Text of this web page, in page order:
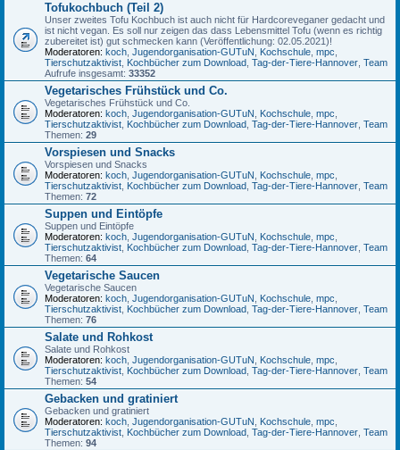
Tofukochbuch (Teil 2)
Unser zweites Tofu Kochbuch ist auch nicht für Hardcoreveganer gedacht und
ist nicht vegan. Es soll nur zeigen das dass Lebensmittel Tofu (wenn es richtig
zubereitet ist) gut schmecken kann (Veröffentlichung: 02.05.2021)!
Moderatoren: koch, Jugendorganisation-GUTuN, Kochschule, mpc,
Tierschutzaktivist, Kochbücher zum Download, Tag-der-Tiere-Hannover, Team
Aufrufe insgesamt: 33352
Vegetarisches Frühstück und Co.
Vegetarisches Frühstück und Co.
Moderatoren: koch, Jugendorganisation-GUTuN, Kochschule, mpc,
Tierschutzaktivist, Kochbücher zum Download, Tag-der-Tiere-Hannover, Team
Themen: 29
Vorspiesen und Snacks
Vorspiesen und Snacks
Moderatoren: koch, Jugendorganisation-GUTuN, Kochschule, mpc,
Tierschutzaktivist, Kochbücher zum Download, Tag-der-Tiere-Hannover, Team
Themen: 72
Suppen und Eintöpfe
Suppen und Eintöpfe
Moderatoren: koch, Jugendorganisation-GUTuN, Kochschule, mpc,
Tierschutzaktivist, Kochbücher zum Download, Tag-der-Tiere-Hannover, Team
Themen: 64
Vegetarische Saucen
Vegetarische Saucen
Moderatoren: koch, Jugendorganisation-GUTuN, Kochschule, mpc,
Tierschutzaktivist, Kochbücher zum Download, Tag-der-Tiere-Hannover, Team
Themen: 76
Salate und Rohkost
Salate und Rohkost
Moderatoren: koch, Jugendorganisation-GUTuN, Kochschule, mpc,
Tierschutzaktivist, Kochbücher zum Download, Tag-der-Tiere-Hannover, Team
Themen: 54
Gebacken und gratiniert
Gebacken und gratiniert
Moderatoren: koch, Jugendorganisation-GUTuN, Kochschule, mpc,
Tierschutzaktivist, Kochbücher zum Download, Tag-der-Tiere-Hannover, Team
Themen: 94